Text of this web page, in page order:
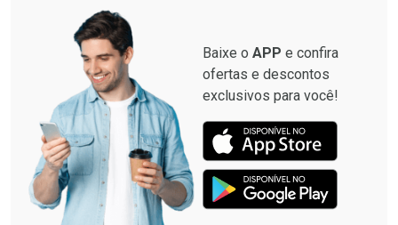
Baixe o APP e confira
ofertas e descontos
exclusivos para você!